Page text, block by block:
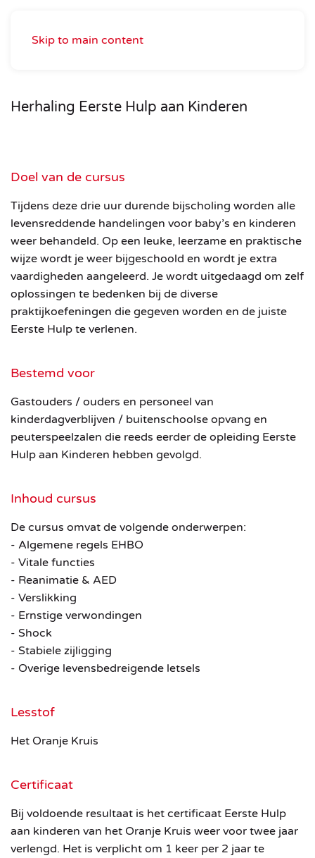
Skip to main content
Herhaling Eerste Hulp aan Kinderen
Doel van de cursus
Tijdens deze drie uur durende bijscholing worden alle
levensreddende handelingen voor baby’s en kinderen
weer behandeld. Op een leuke, leerzame en praktische
wijze wordt je weer bijgeschoold en wordt je extra
vaardigheden aangeleerd. Je wordt uitgedaagd om zelf
oplossingen te bedenken bij de diverse
praktijkoefeningen die gegeven worden en de juiste
Eerste Hulp te verlenen.
Bestemd voor
Gastouders / ouders en personeel van
kinderdagverblijven / buitenschoolse opvang en
peuterspeelzalen die reeds eerder de opleiding Eerste
Hulp aan Kinderen hebben gevolgd.
Inhoud cursus
De cursus omvat de volgende onderwerpen:
- Algemene regels EHBO
- Vitale functies
- Reanimatie & AED
- Verslikking
- Ernstige verwondingen
- Shock
- Stabiele zijligging
- Overige levensbedreigende letsels
Lesstof
Het Oranje Kruis
Certificaat
Bij voldoende resultaat is het certificaat Eerste Hulp
aan kinderen van het Oranje Kruis weer voor twee jaar
verlengd. Het is verplicht om 1 keer per 2 jaar te